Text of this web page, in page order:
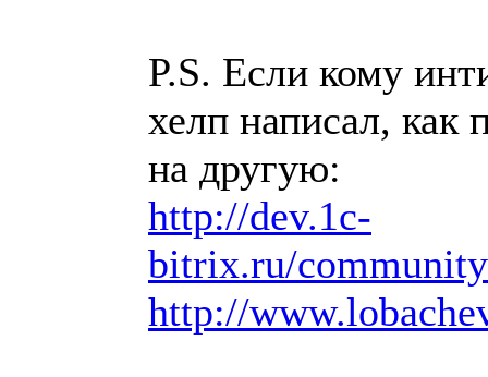
P.S. Если кому
хелп написал, как
на другую:
http://dev.1c-
bitrix.ru/
http://